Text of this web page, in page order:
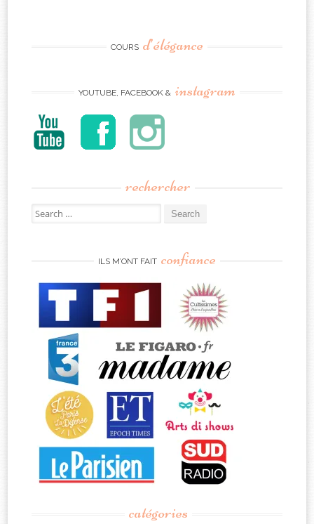
COURS d’élégance
YOUTUBE, FACEBOOK & instagram
rechercher
Search
for:
ILS M’ONT FAIT confiance
catégories